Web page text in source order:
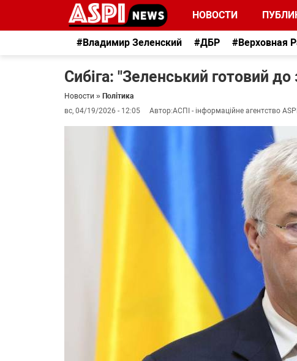
НОВОСТИ
#Владимир Зеленский #ДБР #Верховная
Сибіга: "Зеленський готовий до
Новости » Політика
вс, 04/19/2026 - 12:05
Автор:АСПІ - інформаційне агентство ASPI